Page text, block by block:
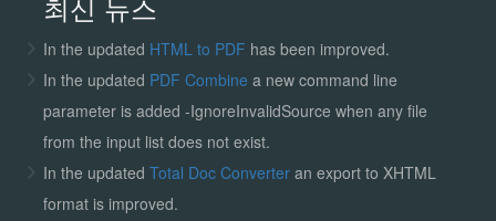
In the updated HTML to PDF has been improved.
In the updated PDF Combine a new command line
parameter is added -IgnoreInvalidSource when any file
from the input list does not exist.
In the updated Total Doc Converter an export to XHTML
format is improved.